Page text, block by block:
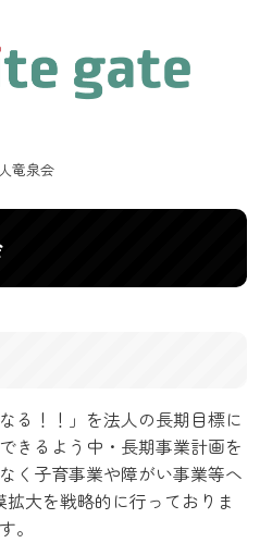
竜泉会
る！！」を法人の長期目標に
きるよう中・長期事業計画を
く子育事業や障がい事業等へ
大を戦略的に行っておりま
す。